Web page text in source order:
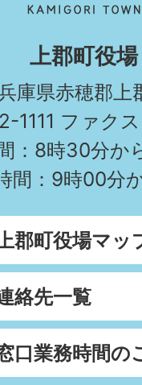
町
KAMIGORI
TOWN
上郡町役場
庫県赤穂郡上
1111 ファク
：8時30分か
間：9時00分
郡町役場マッ
絡先一覧
口業務時間の